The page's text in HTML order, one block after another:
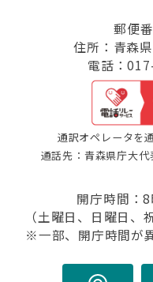
郵便
住所：青森
電話：
通訳オペレータを
通話先：青森県庁大
開庁時間：
（土曜日、日曜日、
※一部、開庁時間が